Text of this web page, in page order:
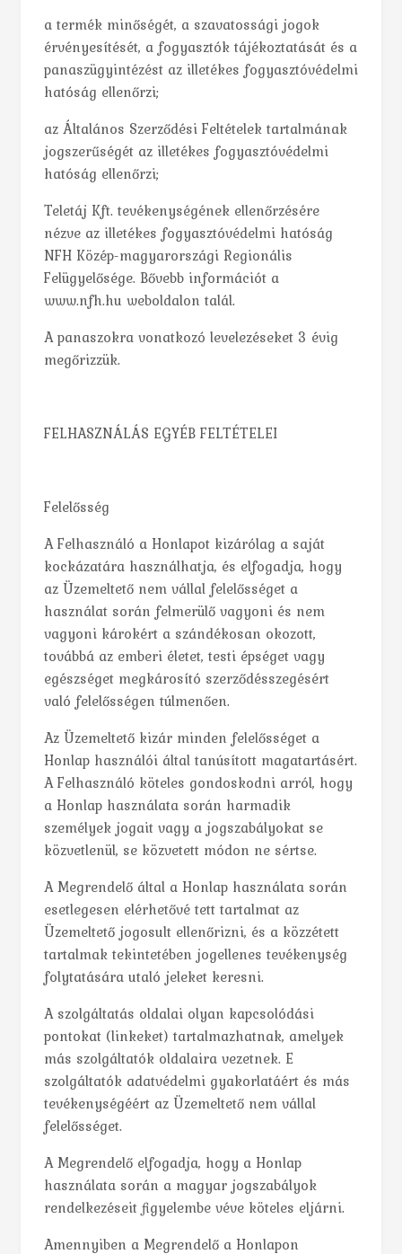
a termék minőségét, a szavatossági jogok
érvényesítését, a fogyasztók tájékoztatását és a
panaszügyintézést az illetékes fogyasztóvédelmi
hatóság ellenőrzi;
az Általános Szerződési Feltételek tartalmának
jogszerűségét az illetékes fogyasztóvédelmi
hatóság ellenőrzi;
Teletáj Kft. tevékenységének ellenőrzésére
nézve az illetékes fogyasztóvédelmi hatóság
NFH Közép-magyarországi Regionális
Felügyelősége. Bővebb információt a
www.nfh.hu weboldalon talál.
A panaszokra vonatkozó levelezéseket 3 évig
megőrizzük.
FELHASZNÁLÁS EGYÉB FELTÉTELEI
Felelősség
A Felhasználó a Honlapot kizárólag a saját
kockázatára használhatja, és elfogadja, hogy
az Üzemeltető nem vállal felelősséget a
használat során felmerülő vagyoni és nem
vagyoni károkért a szándékosan okozott,
továbbá az emberi életet, testi épséget vagy
egészséget megkárosító szerződésszegésért
való felelősségen túlmenően.
Az Üzemeltető kizár minden felelősséget a
Honlap használói által tanúsított magatartásért.
A Felhasználó köteles gondoskodni arról, hogy
a Honlap használata során harmadik
személyek jogait vagy a jogszabályokat se
közvetlenül, se közvetett módon ne sértse.
A Megrendelő által a Honlap használata során
esetlegesen elérhetővé tett tartalmat az
Üzemeltető jogosult ellenőrizni, és a közzétett
tartalmak tekintetében jogellenes tevékenység
folytatására utaló jeleket keresni.
A szolgáltatás oldalai olyan kapcsolódási
pontokat (linkeket) tartalmazhatnak, amelyek
más szolgáltatók oldalaira vezetnek. E
szolgáltatók adatvédelmi gyakorlatáért és más
tevékenységéért az Üzemeltető nem vállal
felelősséget.
A Megrendelő elfogadja, hogy a Honlap
használata során a magyar jogszabályok
rendelkezéseit figyelembe véve köteles eljárni.
Amennyiben a Megrendelő a Honlapon